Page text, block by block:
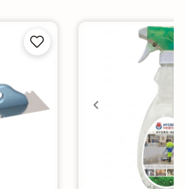
1er Choix
A coller sur chape
A coller sur ancien carrelage

